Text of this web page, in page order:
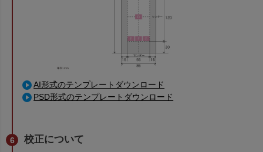
AI形式のテンプレートダウンロード
PSD形式のテンプレートダウンロード
校正について